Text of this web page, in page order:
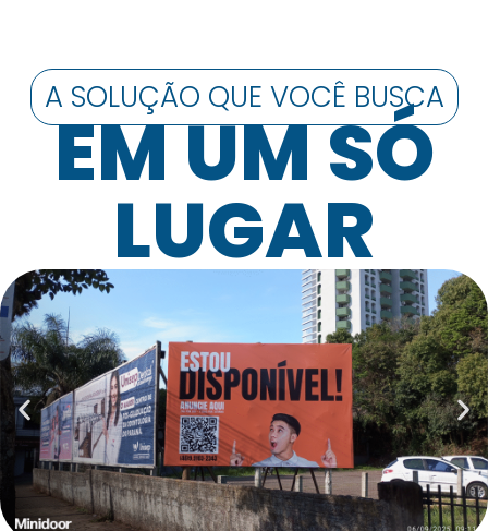
A SOLUÇÃO QUE VOCÊ BUSCA
EM UM SÓ
LUGAR